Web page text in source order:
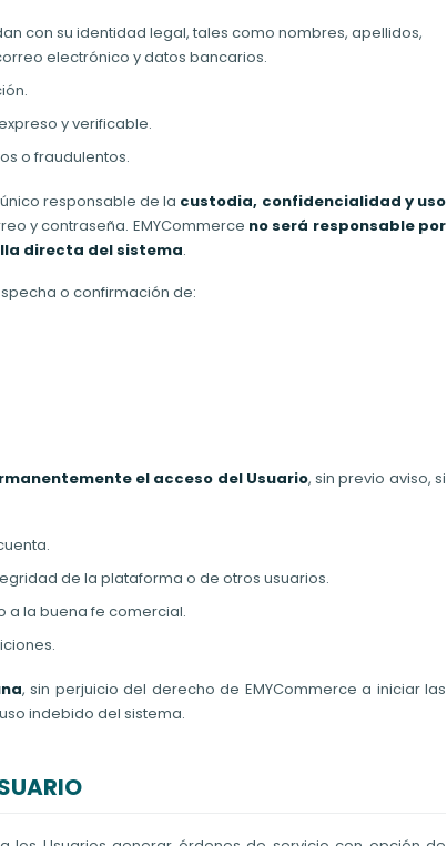
con su identidad legal, tales como nombres, apellidos,
electrónico y datos bancarios.
y verificable.
o fraudulentos.
único responsable de la custodia, confidencialidad y uso
y contraseña. EMYCommerce no será responsable por
directa del sistema.
o confirmación de:
el acceso del Usuario, sin previo aviso, si
de la plataforma o de otros usuarios.
a la buena fe comercial.
, sin perjuicio del derecho de EMYCommerce a iniciar las
indebido del sistema.